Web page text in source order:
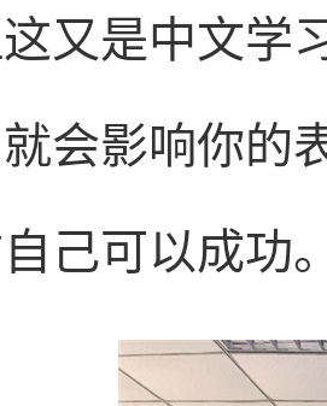
又是中文学
会影响你的
己可以成功